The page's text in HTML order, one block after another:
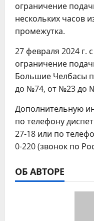
ограничение
нескольких часов
промежутка.
27 февраля 2024 г.
ограничение
Большие Челбасы
до №74, от №23 до
Дополнительную
по телефону
27-18 или по
0-220 (звонок по
ОБ АВТОРЕ